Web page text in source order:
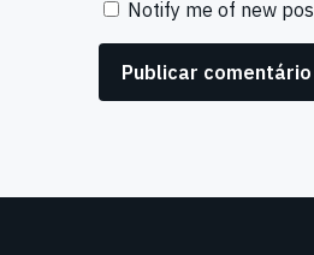
Notify me of new